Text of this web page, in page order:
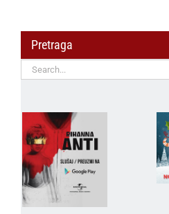
Pretraga
Search
for: